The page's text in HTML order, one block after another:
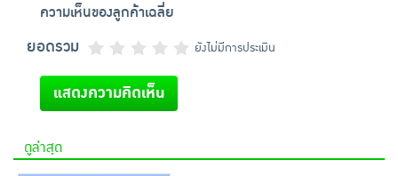
ความเห็นของลูกค้าเฉลี่ย
ยอดรวม ยังไม่มีการประเมิน
แสดงความคิดเห็น
ดูล่าสุด